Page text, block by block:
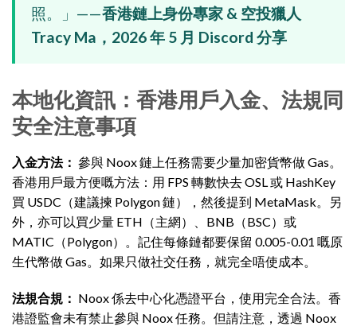
照。」——香港鏈上身份專家 & 空投獵人
Tracy Ma，2026 年 5 月 Discord 分享
本地化資訊：香港用戶入金、法規同
安全注意事項
入金方法： 參與 Noox 鏈上任務需要少量加密貨幣做 Gas。
香港用戶最方便嘅方法：用 FPS 轉數快去 OSL 或 HashKey
買 USDC（建議揀 Polygon 鏈），然後提到 MetaMask。另
外，亦可以買少量 ETH（主網）、BNB（BSC）或
MATIC（Polygon）。記住每條鏈都要保留 0.005-0.01 嘅原
生代幣做 Gas。如果只做社交任務，就完全唔使成本。
法規合規： Noox 係去中心化憑證平台，使用完全合法。香
港證監會未有禁止參與 Noox 任務。但請注意，透過 Noox